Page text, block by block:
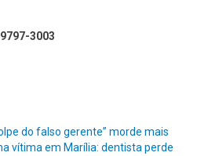
3003
do falso gerente” morde mais
vítima em Marília: dentista perde